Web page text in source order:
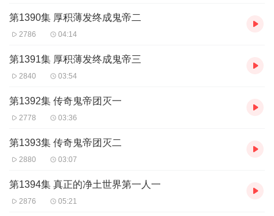
第1390集 厚积薄发终成鬼帝二
2786 04:14
第1391集 厚积薄发终成鬼帝三
2840 03:54
第1392集 传奇鬼帝团灭一
2778 03:36
第1393集 传奇鬼帝团灭二
2880 03:07
第1394集 真正的净土世界第一人一
2876 05:21